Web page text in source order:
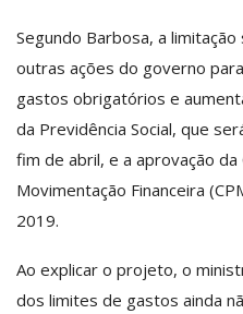
Segundo Barbosa, a
outras ações do governo
gastos obrigatórios e
da Previdência Social, que
fim de abril, e a aprovação
Movimentação Financeira
2019.
Ao explicar o projeto, o
dos limites de gastos ainda